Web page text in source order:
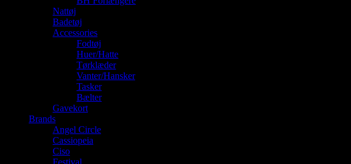
Nattøj
Badetøj
Accessories
Fodtøj
Huer/Hatte
Tørklæder
Vanter/Hansker
Tasker
Bælter
Gavekort
Brands
Angel Circle
Cassiopeia
Ciso
Festival